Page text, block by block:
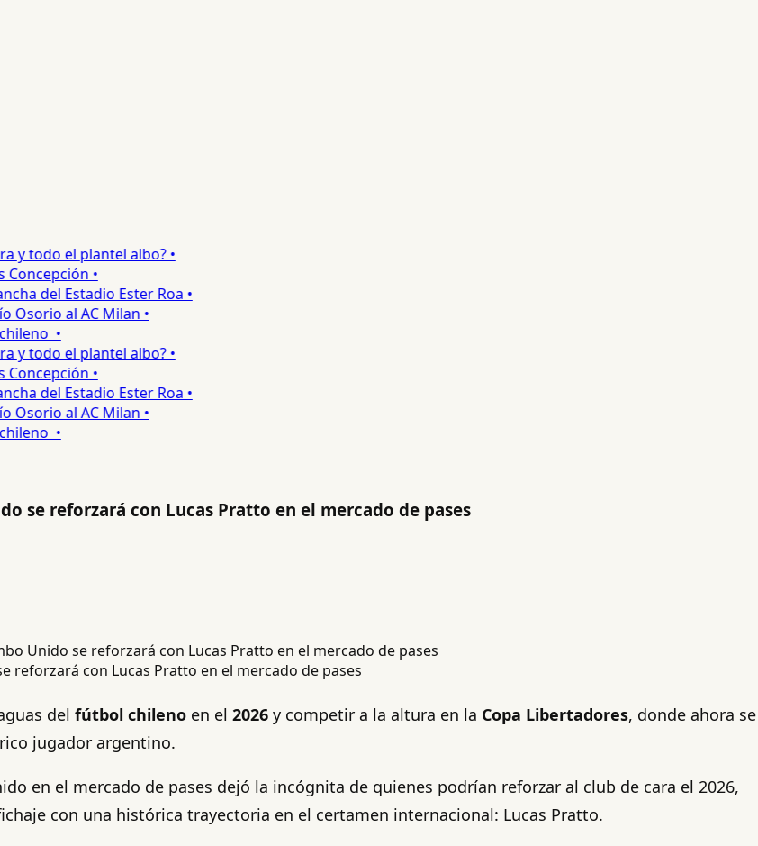
todo el plantel albo? •
•
del Estadio Ester Roa •
al AC Milan •
•
todo el plantel albo? •
•
del Estadio Ester Roa •
al AC Milan •
•
se reforzará con Lucas Pratto en el mercado de pases
reforzará con Lucas Pratto en el mercado de pases
del fútbol chileno en el 2026 y competir a la altura en la Copa Libertadores, donde ahora se
jugador argentino.
en el mercado de pases dejó la incógnita de quienes podrían reforzar al club de cara el 2026,
con una histórica trayectoria en el certamen internacional: Lucas Pratto.